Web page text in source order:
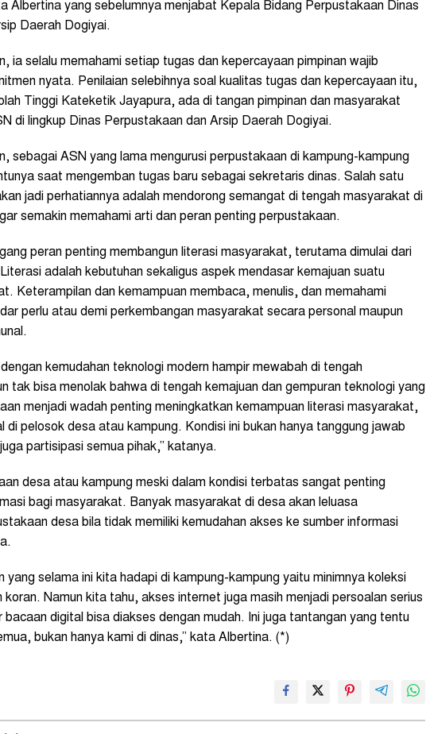
Albertina yang sebelumnya menjabat Kepala Bidang Perpustakaan Dinas
Daerah Dogiyai.
ia selalu memahami setiap tugas dan kepercayaan pimpinan wajib
nyata. Penilaian selebihnya soal kualitas tugas dan kepercayaan itu,
Tinggi Kateketik Jayapura, ada di tangan pimpinan dan masyarakat
di lingkup Dinas Perpustakaan dan Arsip Daerah Dogiyai.
sebagai ASN yang lama mengurusi perpustakaan di kampung-kampung
saat mengemban tugas baru sebagai sekretaris dinas. Salah satu
jadi perhatiannya adalah mendorong semangat di tengah masyarakat di
semakin memahami arti dan peran penting perpustakaan.
peran penting membangun literasi masyarakat, terutama dimulai dari
adalah kebutuhan sekaligus aspek mendasar kemajuan suatu
Keterampilan dan kemampuan membaca, menulis, dan memahami
perlu atau demi perkembangan masyarakat secara personal maupun
kemudahan teknologi modern hampir mewabah di tengah
tak bisa menolak bahwa di tengah kemajuan dan gempuran teknologi yang
menjadi wadah penting meningkatkan kemampuan literasi masyarakat,
di pelosok desa atau kampung. Kondisi ini bukan hanya tanggung jawab
partisipasi semua pihak,” katanya.
desa atau kampung meski dalam kondisi terbatas sangat penting
bagi masyarakat. Banyak masyarakat di desa akan leluasa
desa bila tidak memiliki kemudahan akses ke sumber informasi
yang selama ini kita hadapi di kampung-kampung yaitu minimnya koleksi
koran. Namun kita tahu, akses internet juga masih menjadi persoalan serius
bacaan digital bisa diakses dengan mudah. Ini juga tantangan yang tentu
bukan hanya kami di dinas,” kata Albertina. (*)